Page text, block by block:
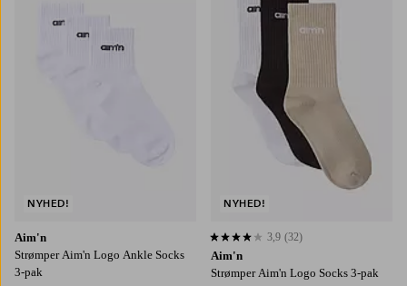
Aim'n
Strømper Aim'n Logo Ankle Socks
3-pak
NYHED!
Aim'n
Strømper Aim'n Logo Socks 3-pak
3,9 baseret på 32 bedømmelser
3,9 (32)
NYHED!
39-41